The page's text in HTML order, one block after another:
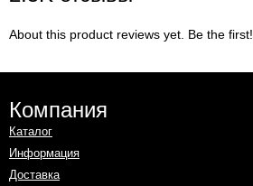
About this product reviews yet. Be the first!
Компания
Каталог
Информация
Доставка